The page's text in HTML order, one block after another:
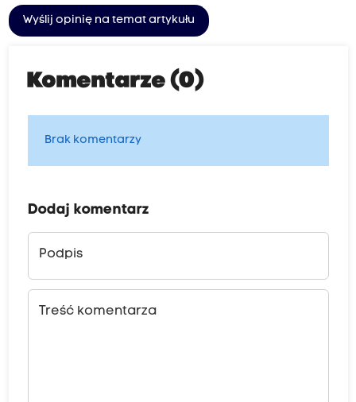
Wyślij opinię na temat artykułu
Komentarze (0)
Brak komentarzy
Dodaj komentarz
Podpis
Treść komentarza